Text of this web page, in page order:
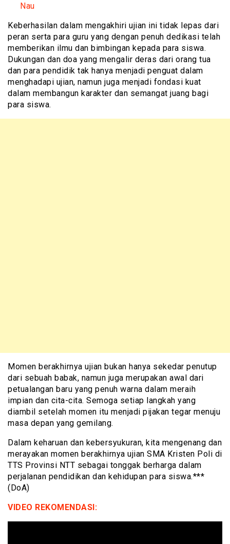
Nau
Keberhasilan dalam mengakhiri ujian ini tidak lepas dari
peran serta para guru yang dengan penuh dedikasi telah
memberikan ilmu dan bimbingan kepada para siswa.
Dukungan dan doa yang mengalir deras dari orang tua
dan para pendidik tak hanya menjadi penguat dalam
menghadapi ujian, namun juga menjadi fondasi kuat
dalam membangun karakter dan semangat juang bagi
para siswa.
Momen berakhirnya ujian bukan hanya sekedar penutup
dari sebuah babak, namun juga merupakan awal dari
petualangan baru yang penuh warna dalam meraih
impian dan cita-cita. Semoga setiap langkah yang
diambil setelah momen itu menjadi pijakan tegar menuju
masa depan yang gemilang.
Dalam keharuan dan kebersyukuran, kita mengenang dan
merayakan momen berakhirnya ujian SMA Kristen Poli di
TTS Provinsi NTT sebagai tonggak berharga dalam
perjalanan pendidikan dan kehidupan para siswa.***
(DoA)
VIDEO REKOMENDASI: